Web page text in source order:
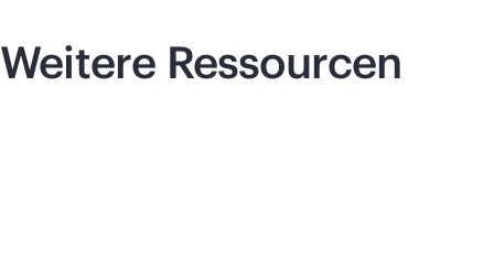
Weitere Ressourcen